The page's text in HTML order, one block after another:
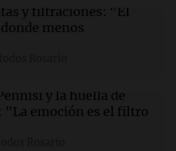
de funciones
artificial en su
a la industria de defensa
de armas
y filtraciones: "El
menos
y la huella de
"La emoción es el filtro